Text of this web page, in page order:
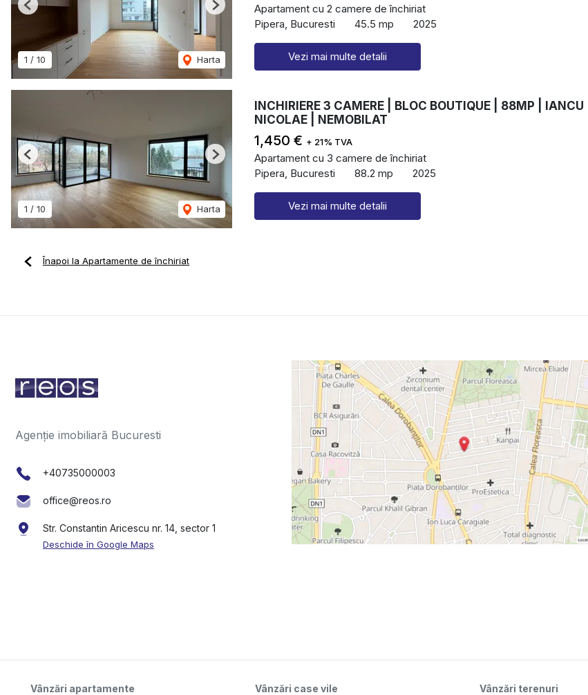
1 / 10 Harta
Previous Next
Apartament cu 2 camere de închiriat
Pipera, Bucuresti
45.5 mp 2025
Vezi mai multe detalii
1 / 10 Harta
Previous Next
INCHIRIERE 3 CAMERE | BLOC BOUTIQUE | 88MP | IANCU
NICOLAE | NEMOBILAT
1,450 € + 21% TVA
Apartament cu 3 camere de închiriat
Pipera, Bucuresti
88.2 mp 2025
Vezi mai multe detalii
Înapoi la Apartamente de închiriat
Agenție imobiliară Bucuresti
+40735000003
office@reos.ro
Str. Constantin Aricescu nr. 14, sector 1
Deschide în Google Maps
Vânzări apartamente Vânzări case vile Vânzări terenuri